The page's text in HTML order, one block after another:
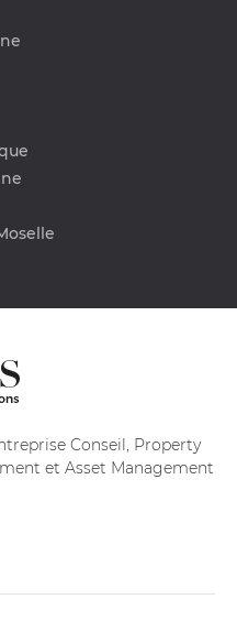
Conseil, Property
et Asset Management